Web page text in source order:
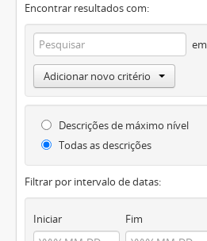
Encontrar resultados com:
em
Adicionar novo critério
Descrições de máximo nível
Todas as descrições
Filtrar por intervalo de datas:
Iniciar Fim